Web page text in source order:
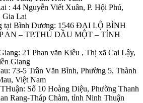
: 44 Nguyễn Viết Xuân, P. Hội Phú,
Gia Lai
tại Bình Dương: 1546 ĐẠI LỘ BÌNH
AN – TP.THỦ DẦU MỘT – TỈNH
21 Phan văn Kiêu , Thị xã Cai Lậy,
Giang
73-5 Trần Văn Bình, Phường 5, Thành
Việt Nam
Số 10 Hoàng Diệu, Phường Thanh
Rang-Tháp Chàm, tỉnh Ninh Thuận